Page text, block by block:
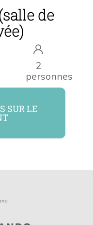
de
2
personnes
SUR LE